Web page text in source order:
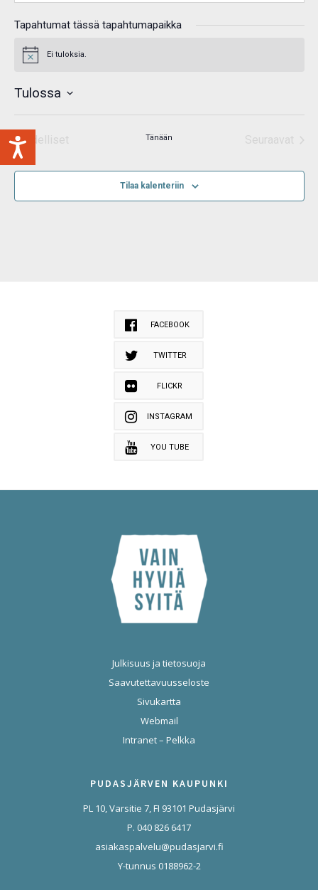
Tapahtumat tässä tapahtumapaikka
Notice Ei tuloksia.
Tulossa
Valitse
päivä.
Edelliset
Tänään
Seuraavat
Tilaa kalenteriin
FACEBOOK
TWITTER
FLICKR
INSTAGRAM
YOU TUBE
Julkisuus ja tietosuoja
Saavutettavuusseloste
Sivukartta
Webmail
Intranet – Pelkka
PUDASJÄRVEN KAUPUNKI
PL 10, Varsitie 7, FI 93101 Pudasjärvi
P. 040 826 6417
asiakaspalvelu@pudasjarvi.fi
Y-tunnus 0188962-2